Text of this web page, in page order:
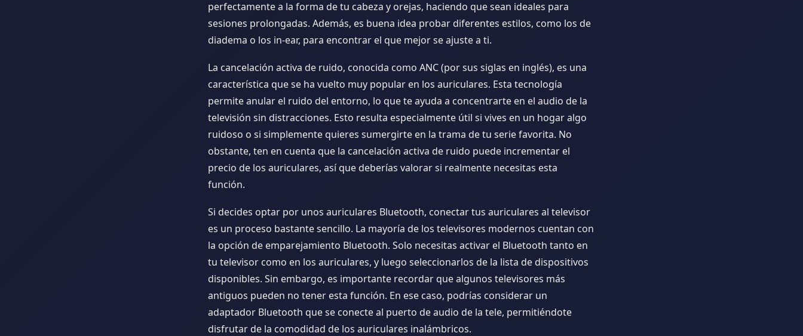
perfectamente a la forma de tu cabeza y orejas, haciendo que sean ideales para
sesiones prolongadas. Además, es buena idea probar diferentes estilos, como los de
diadema o los in-ear, para encontrar el que mejor se ajuste a ti.
La cancelación activa de ruido, conocida como ANC (por sus siglas en inglés), es una
característica que se ha vuelto muy popular en los auriculares. Esta tecnología
permite anular el ruido del entorno, lo que te ayuda a concentrarte en el audio de la
televisión sin distracciones. Esto resulta especialmente útil si vives en un hogar algo
ruidoso o si simplemente quieres sumergirte en la trama de tu serie favorita. No
obstante, ten en cuenta que la cancelación activa de ruido puede incrementar el
precio de los auriculares, así que deberías valorar si realmente necesitas esta
función.
Si decides optar por unos auriculares Bluetooth, conectar tus auriculares al televisor
es un proceso bastante sencillo. La mayoría de los televisores modernos cuentan con
la opción de emparejamiento Bluetooth. Solo necesitas activar el Bluetooth tanto en
tu televisor como en los auriculares, y luego seleccionarlos de la lista de dispositivos
disponibles. Sin embargo, es importante recordar que algunos televisores más
antiguos pueden no tener esta función. En ese caso, podrías considerar un
adaptador Bluetooth que se conecte al puerto de audio de la tele, permitiéndote
disfrutar de la comodidad de los auriculares inalámbricos.